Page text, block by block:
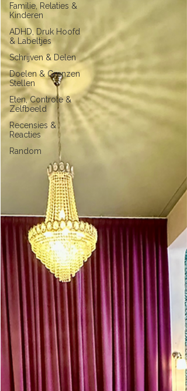
Familie, Relaties &
Kinderen
ADHD, Druk Hoofd
& Labeltjes
Schrijven & Delen
Doelen & Grenzen
Stellen
Eten, Controle &
Zelfbeeld
Recensies &
Reacties
Random